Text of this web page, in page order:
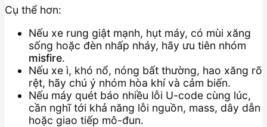
Cụ thể hơn:
Nếu xe rung giật mạnh, hụt máy, có mùi xăng
sống hoặc đèn nhấp nháy, hãy ưu tiên nhóm
misfire.
Nếu xe ì, khó nổ, nóng bất thường, hao xăng rõ
rệt, hãy chú ý nhóm hòa khí và cảm biến.
Nếu máy quét báo nhiều lỗi U-code cùng lúc,
cần nghĩ tới khả năng lỗi nguồn, mass, dây dẫn
hoặc giao tiếp mô-đun.